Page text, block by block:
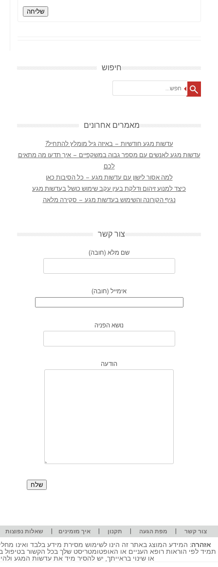
שליחה
חיפוש
מאמרים אחרונים
עדשות מגע חודשיות – באיזה גיל מומלץ להתחיל?
עדשות מגע לאנשים עם מספר גבוה במשקפיים – איך תדעו מה מתאים
לכם
למה אסור לישון עם עדשות מגע – כל הסיבות כאן
כיצד למנוע זיהום ודלקת בעין עקב שימוש כושל בעדשות מגע
נגיף הקורונה והשימוש בעדשות מגע – סקירה מלאה
צור קשר
שם מלא (חובה)
אימייל (חובה)
נושא הפניה
הודעה
צור קשר | מפת הגעה | תקנון |איך מזמינים | שאלות נפוצות
אזהרה: המידע המוצג באתר זה הינו לשימוש מסירת מידע בלבד ואינו
תמיד לפי הוראות רופא העניים או האופטומטריסט שלך בכל הקשור
או שינוי בראייתך, יש להסיר מיד את עדשות המגע